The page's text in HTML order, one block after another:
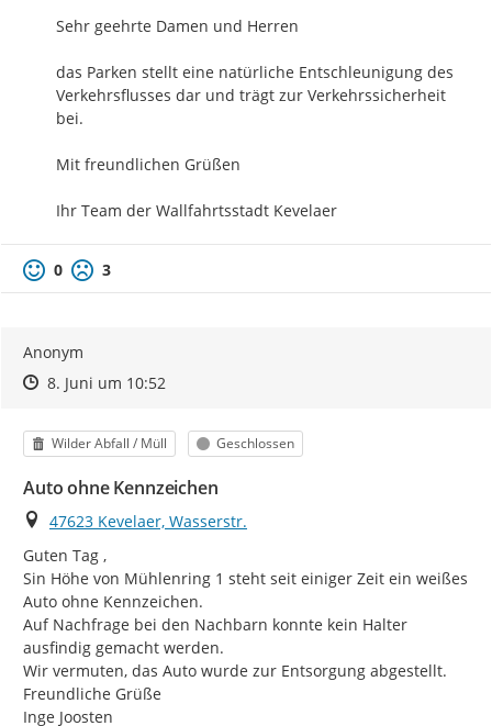
Sehr geehrte Damen und Herren
das Parken stellt eine natürliche Entschleunigung des
Verkehrsflusses dar und trägt zur Verkehrssicherheit
bei.
Mit freundlichen Grüßen
Ihr Team der Wallfahrtsstadt Kevelaer
0 3
Anonym
Zeitpunkt des Erstellens
Zeitpunkt des Erstellens
8. Juni um 10:52Zur Äußerung
Kategorie
Wilder Abfall / Müll Status
Geschlossen
Auto ohne Kennzeichen
Ort
47623 Kevelaer, Wasserstr.
Guten Tag ,
Sin Höhe von Mühlenring 1 steht seit einiger Zeit ein weißes
Auto ohne Kennzeichen.
Auf Nachfrage bei den Nachbarn konnte kein Halter
ausfindig gemacht werden.
Wir vermuten, das Auto wurde zur Entsorgung abgestellt.
Freundliche Grüße
Inge Joosten